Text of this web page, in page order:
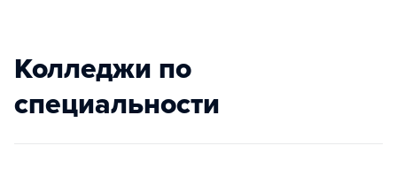
Колледжи по
специальности